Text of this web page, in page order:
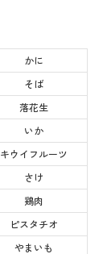
かに
そば
落花生
いか
キウイフルーツ
さけ
鶏肉
ピスタチオ
やまいも